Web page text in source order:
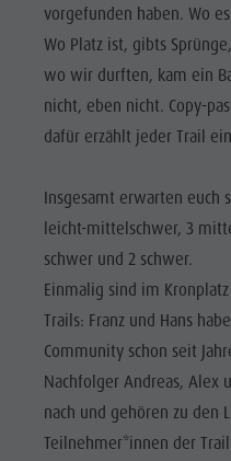
MUSEEN
ORTE &
TRADITION &
HANDWERK
HIGHLIGHT
EVENTS
Familie & Kinder
Info A-Z
Ballonfahren
Rafting & Canyoning
Reiten
Tennis
Tourenübersicht
Kontakt
Newsletter
Katalogservice
Ortstaxe
Pilze sammeln
Kronplatz Doctor Service
FAQ
vorgefunden haben. Wo
Wo Platz ist, gibts
wo wir durften, kam ein
nicht, eben nicht. Copy-
dafür erzählt jeder Trail
Insgesamt erwarten euch
leicht-mittelschwer, 3
schwer und 2 schwer.
Einmalig sind im
Trails: Franz und Hans
Community schon seit
Nachfolger Andreas, Alex
nach und gehören zu den
Teilnehmer*innen der